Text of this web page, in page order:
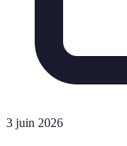
3 juin 2026